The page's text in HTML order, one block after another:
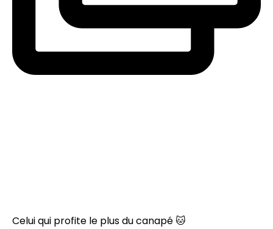
Celui qui profite le plus du canapé 🐱